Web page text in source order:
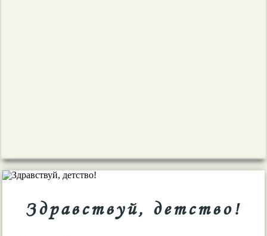
Здравствуй, детство!